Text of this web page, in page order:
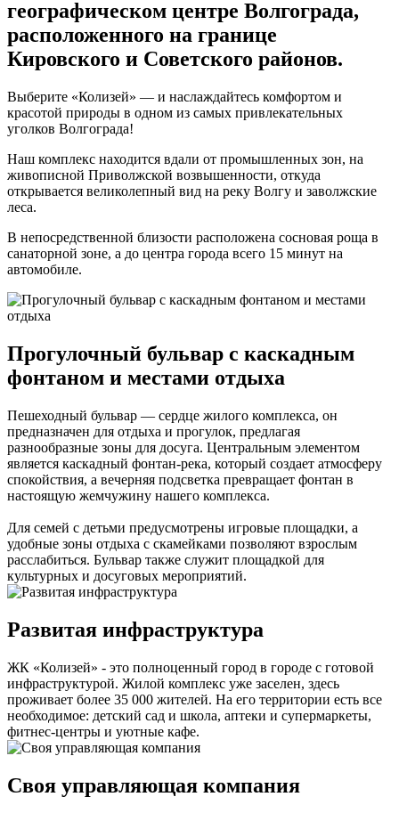
географическом центре Волгограда,
расположенного на границе
Кировского и Советского районов.
Выберите «Колизей» — и наслаждайтесь комфортом и
красотой природы в одном из самых привлекательных
уголков Волгограда!
Наш комплекс находится вдали от промышленных зон, на
живописной Приволжской возвышенности, откуда
открывается великолепный вид на реку Волгу и заволжские
леса.
В непосредственной близости расположена сосновая роща в
санаторной зоне, а до центра города всего 15 минут на
автомобиле.
Прогулочный бульвар с каскадным
фонтаном и местами отдыха
Пешеходный бульвар — сердце жилого комплекса, он
предназначен для отдыха и прогулок, предлагая
разнообразные зоны для досуга. Центральным элементом
является каскадный фонтан-река, который создает атмосферу
спокойствия, а вечерняя подсветка превращает фонтан в
настоящую жемчужину нашего комплекса.
Для семей с детьми предусмотрены игровые площадки, а
удобные зоны отдыха с скамейками позволяют взрослым
расслабиться. Бульвар также служит площадкой для
культурных и досуговых мероприятий.
Развитая инфраструктура
ЖК «Колизей» - это полноценный город в городе с готовой
инфраструктурой. Жилой комплекс уже заселен, здесь
проживает более 35 000 жителей. На его территории есть все
необходимое: детский сад и школа, аптеки и супермаркеты,
фитнес-центры и уютные кафе.
Своя управляющая компания